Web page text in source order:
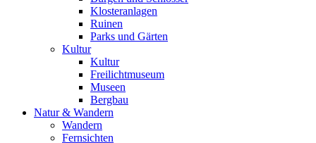
Klosteranlagen
Ruinen
Parks und Gärten
Kultur
Kultur
Freilichtmuseum
Museen
Bergbau
Natur & Wandern
Wandern
Fernsichten